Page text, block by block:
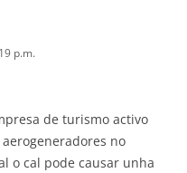
p.m.
de turismo activo
no
o cal pode causar unha